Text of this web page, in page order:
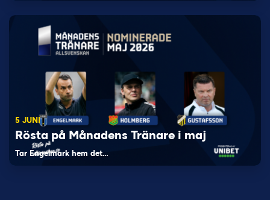
5 JUNI
Rösta på Månadens Tränare i maj
Tar Engelmark hem det…